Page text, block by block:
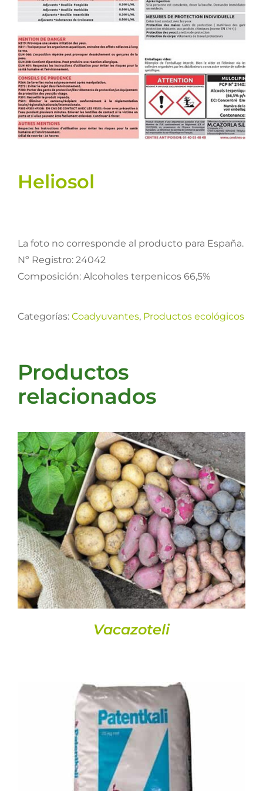
Varios
Fichas de producto
Cultivos
Heliosol
La foto no corresponde al producto para España.
Nº Registro: 24042
Composición: Alcoholes terpenicos 66,5%
Categorías: Coadyuvantes, Productos ecológicos
Productos
relacionados
DETALLES
Vacazoteli
DETALLES